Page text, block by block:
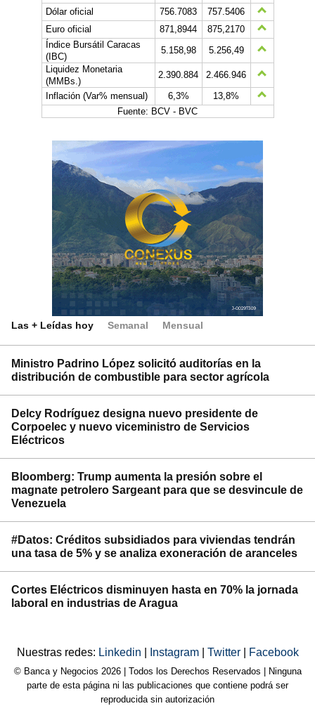
Dólar oficial
756.7083
757.5406
Euro oficial
871,8944
875,2170
Índice Bursátil Caracas
(IBC)
5.158,98
5.256,49
Liquidez Monetaria
(MMBs.)
2.390.884
2.466.946
Inflación (Var% mensual)
6,3%
13,8%
Fuente: BCV - BVC
Las + Leídas hoy Semanal Mensual
Ministro Padrino López solicitó auditorías en la
distribución de combustible para sector agrícola
Delcy Rodríguez designa nuevo presidente de
Corpoelec y nuevo viceministro de Servicios
Eléctricos
Bloomberg: Trump aumenta la presión sobre el
magnate petrolero Sargeant para que se desvincule de
Venezuela
#Datos: Créditos subsidiados para viviendas tendrán
una tasa de 5% y se analiza exoneración de aranceles
Cortes Eléctricos disminuyen hasta en 70% la jornada
laboral en industrias de Aragua
Nuestras redes: Linkedin Instagram Twitter Facebook
© Banca y Negocios 2026 | Todos los Derechos Reservados | Ninguna
parte de esta página ni las publicaciones que contiene podrá ser
reproducida sin autorización